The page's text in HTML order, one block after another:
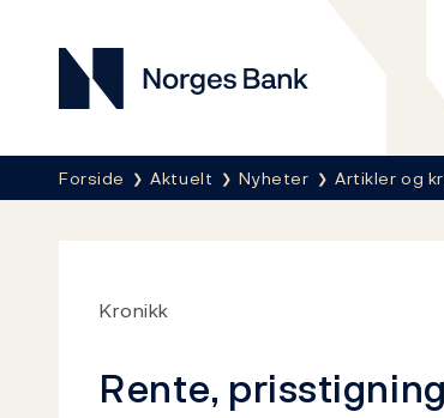
Norges Bank
Her er du nå:
Forside Aktuelt Nyheter Artikler og
Kronikk
Rente,